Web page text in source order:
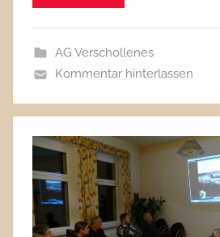
AG Verschollenes
Kommentar hinterlassen